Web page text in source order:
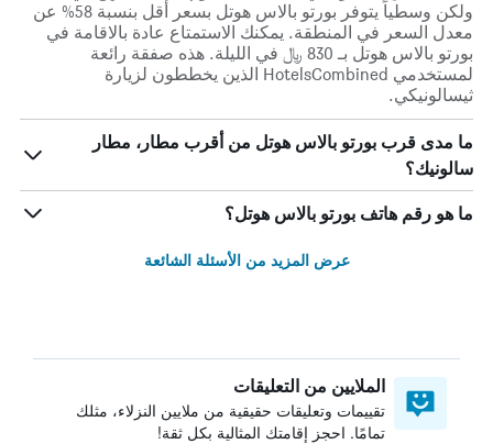
ولكن وسطياً يتوفر بورتو بالاس هوتل بسعر أقل بنسبة 58% عن
معدل السعر في المنطقة. يمكنك الاستمتاع عادة بالاقامة في
بورتو بالاس هوتل بـ 830 ﷼ في الليلة. هذه صفقة رائعة
لمستخدمي HotelsCombined الذين يخططون لزيارة
ثيسالونيكي.
ما مدى قرب بورتو بالاس هوتل من أقرب مطار، مطار
سالونيك؟
ما هو رقم هاتف بورتو بالاس هوتل؟
عرض المزيد من الأسئلة الشائعة
الملايين من التعليقات
تقييمات وتعليقات حقيقية من ملايين النزلاء، مثلك
تمامًا. احجز إقامتك المثالية بكل ثقة!